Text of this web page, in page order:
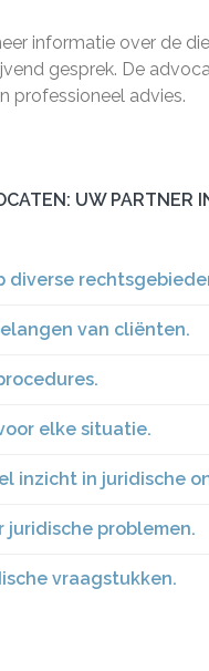
informatie over de
gesprek. De
professioneel advies.
UW PARTNER
diverse
van cliënten.
elke situatie.
inzicht in juridische
juridische problemen.
vraagstukken.